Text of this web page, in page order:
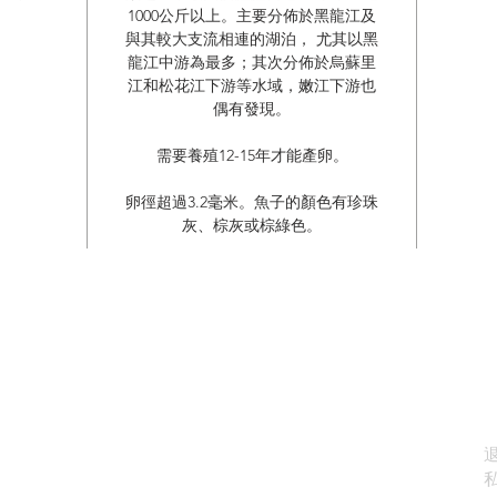
1000公斤以上。主要分佈於黑龍江及
與其較大支流相連的湖泊， 尤其以黑
龍江中游為最多；其次分佈於烏蘇里
江和松花江下游等水域，嫩江下游也
偶有發現。
需要養殖12-15年才能產卵。
卵徑超過3.2毫米。魚子的顏色有珍珠
灰、棕灰或棕綠色。